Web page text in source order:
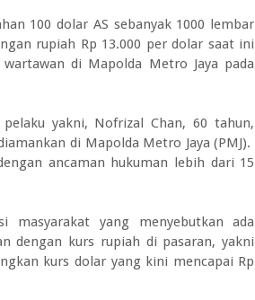
100 dolar AS sebanyak 1000 lembar
rupiah Rp 13.000 per dolar saat ini
di Mapolda Metro Jaya pada
yakni, Nofrizal Chan, 60 tahun,
di Mapolda Metro Jaya (PMJ).
ancaman hukuman lebih dari 15
masyarakat yang menyebutkan ada
dengan kurs rupiah di pasaran, yakni
kurs dolar yang kini mencapai Rp